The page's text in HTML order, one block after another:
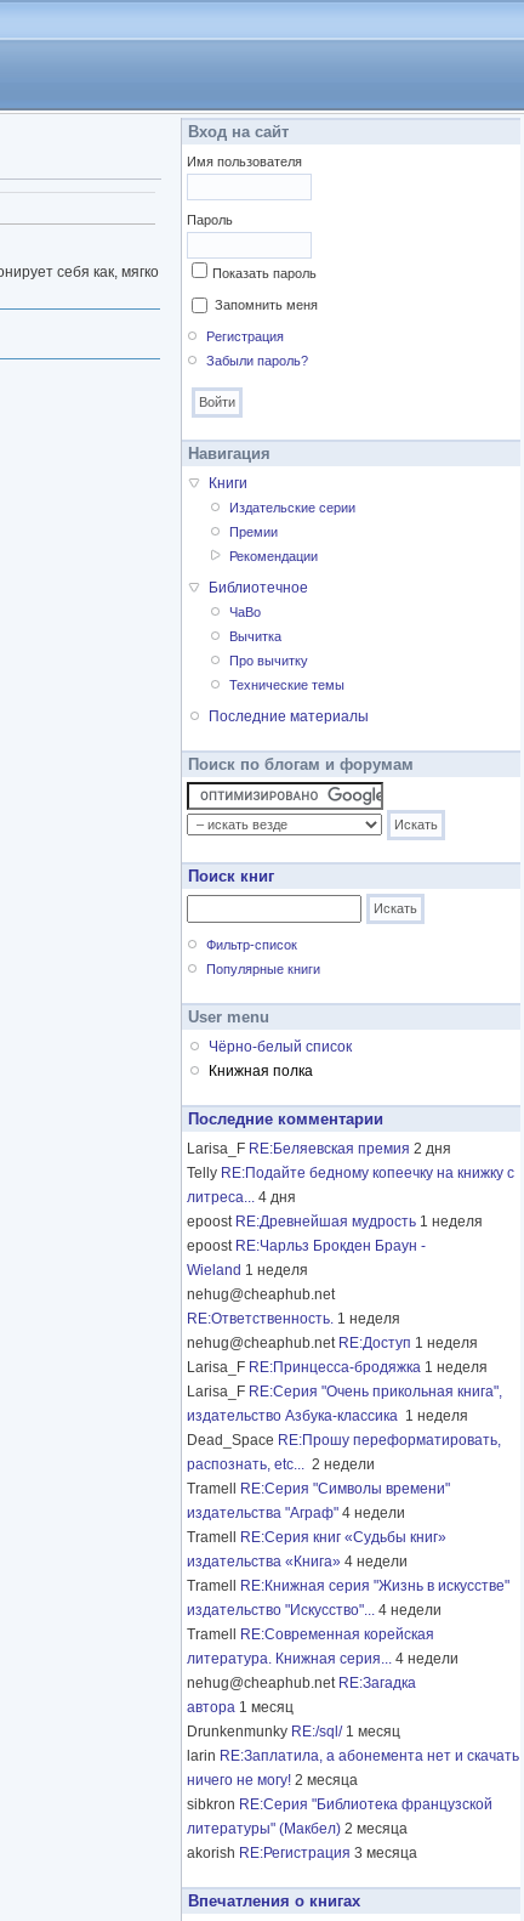
себя как, мягко
Вход на сайт
Имя пользователя
Пароль
Показать пароль
Запомнить меня
Регистрация
Забыли пароль?
Навигация
Книги
Издательские серии
Премии
Рекомендации
Библиотечное
ЧаВо
Вычитка
Про вычитку
Технические темы
Последние материалы
Поиск по блогам и форумам
Поиск книг
Фильтр-список
Популярные книги
User menu
Чёрно-белый список
Книжная полка
Последние комментарии
Larisa_F RE:Беляевская премия 2 дня
Telly RE:Подайте бедному копеечку на книжку с
литреса... 4 дня
epoost RE:Древнейшая мудрость 1 неделя
epoost RE:Чарльз Брокден Браун -
Wieland 1 неделя
nehug@cheaphub.net
RE:Ответственность. 1 неделя
nehug@cheaphub.net RE:Доступ 1 неделя
Larisa_F RE:Принцесса-бродяжка 1 неделя
Larisa_F RE:Серия "Очень прикольная книга",
издательство Азбука-классика 1 неделя
Dead_Space RE:Прошу переформатировать,
распознать, etc... 2 недели
Tramell
RE:Серия "Символы времени"
издательства "Аграф" 4 недели
Tramell
RE:Серия книг «Судьбы книг»
издательства «Книга» 4 недели
Tramell
RE:Книжная серия "Жизнь в искусстве"
издательство "Искусство"... 4 недели
Tramell
RE:Современная корейская
литература. Книжная серия... 4 недели
nehug@cheaphub.net RE:Загадка
автора 1 месяц
Drunkenmunky RE:/sql/ 1 месяц
larin RE:Заплатила, а абонемента нет и скачать
ничего не могу! 2 месяца
sibkron RE:Серия "Библиотека французской
литературы" (Макбел) 2 месяца
akorish RE:Регистрация 3 месяца
Впечатления о книгах